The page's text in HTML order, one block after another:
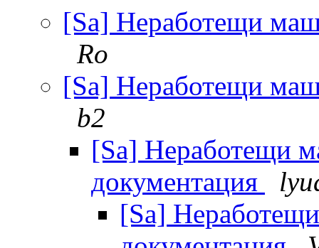
[Sa] Неработещи
Ro
[Sa] Неработещи
b2
[Sa] Неработещи
документация
[Sa]